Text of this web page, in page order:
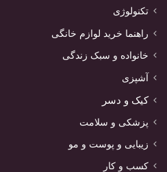
تکنولوژی
راهنما خرید لوازم خانگی
خانواده و سبک زندگی
آشپزی
کیک و دسر
پزشکی و سلامت
زیبایی و پوست و مو
کسب و کار